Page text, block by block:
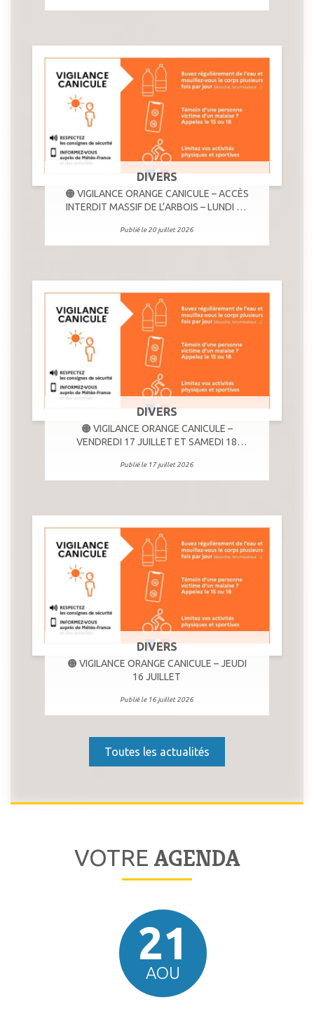
DIVERS
🟠 VIGILANCE ORANGE CANICULE – ACCÈS
INTERDIT MASSIF DE L’ARBOIS – LUNDI 20
Publié le 20 juillet 2026
DIVERS
🟠 VIGILANCE ORANGE CANICULE –
VENDREDI 17 JUILLET ET SAMEDI 18
Publié le 17 juillet 2026
DIVERS
🟠 VIGILANCE ORANGE CANICULE – JEUDI
16 JUILLET
Publié le 16 juillet 2026
Toutes les actualités
VOTREAGENDA
21
AOU